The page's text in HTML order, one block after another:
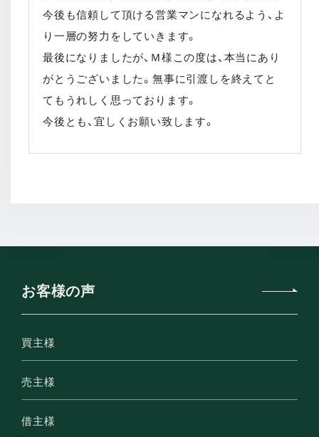
今後も信頼して頂ける営業マンになれるよう、よ
り一層の努力をしていきます。
最後になりましたが、Ｍ様この度は、本当にあり
がとうございました。無事に引渡しを終えてと
てもうれしく思っております。
今後とも、宜しくお願い致します。
お客様の声
買主様
売主様
借主様